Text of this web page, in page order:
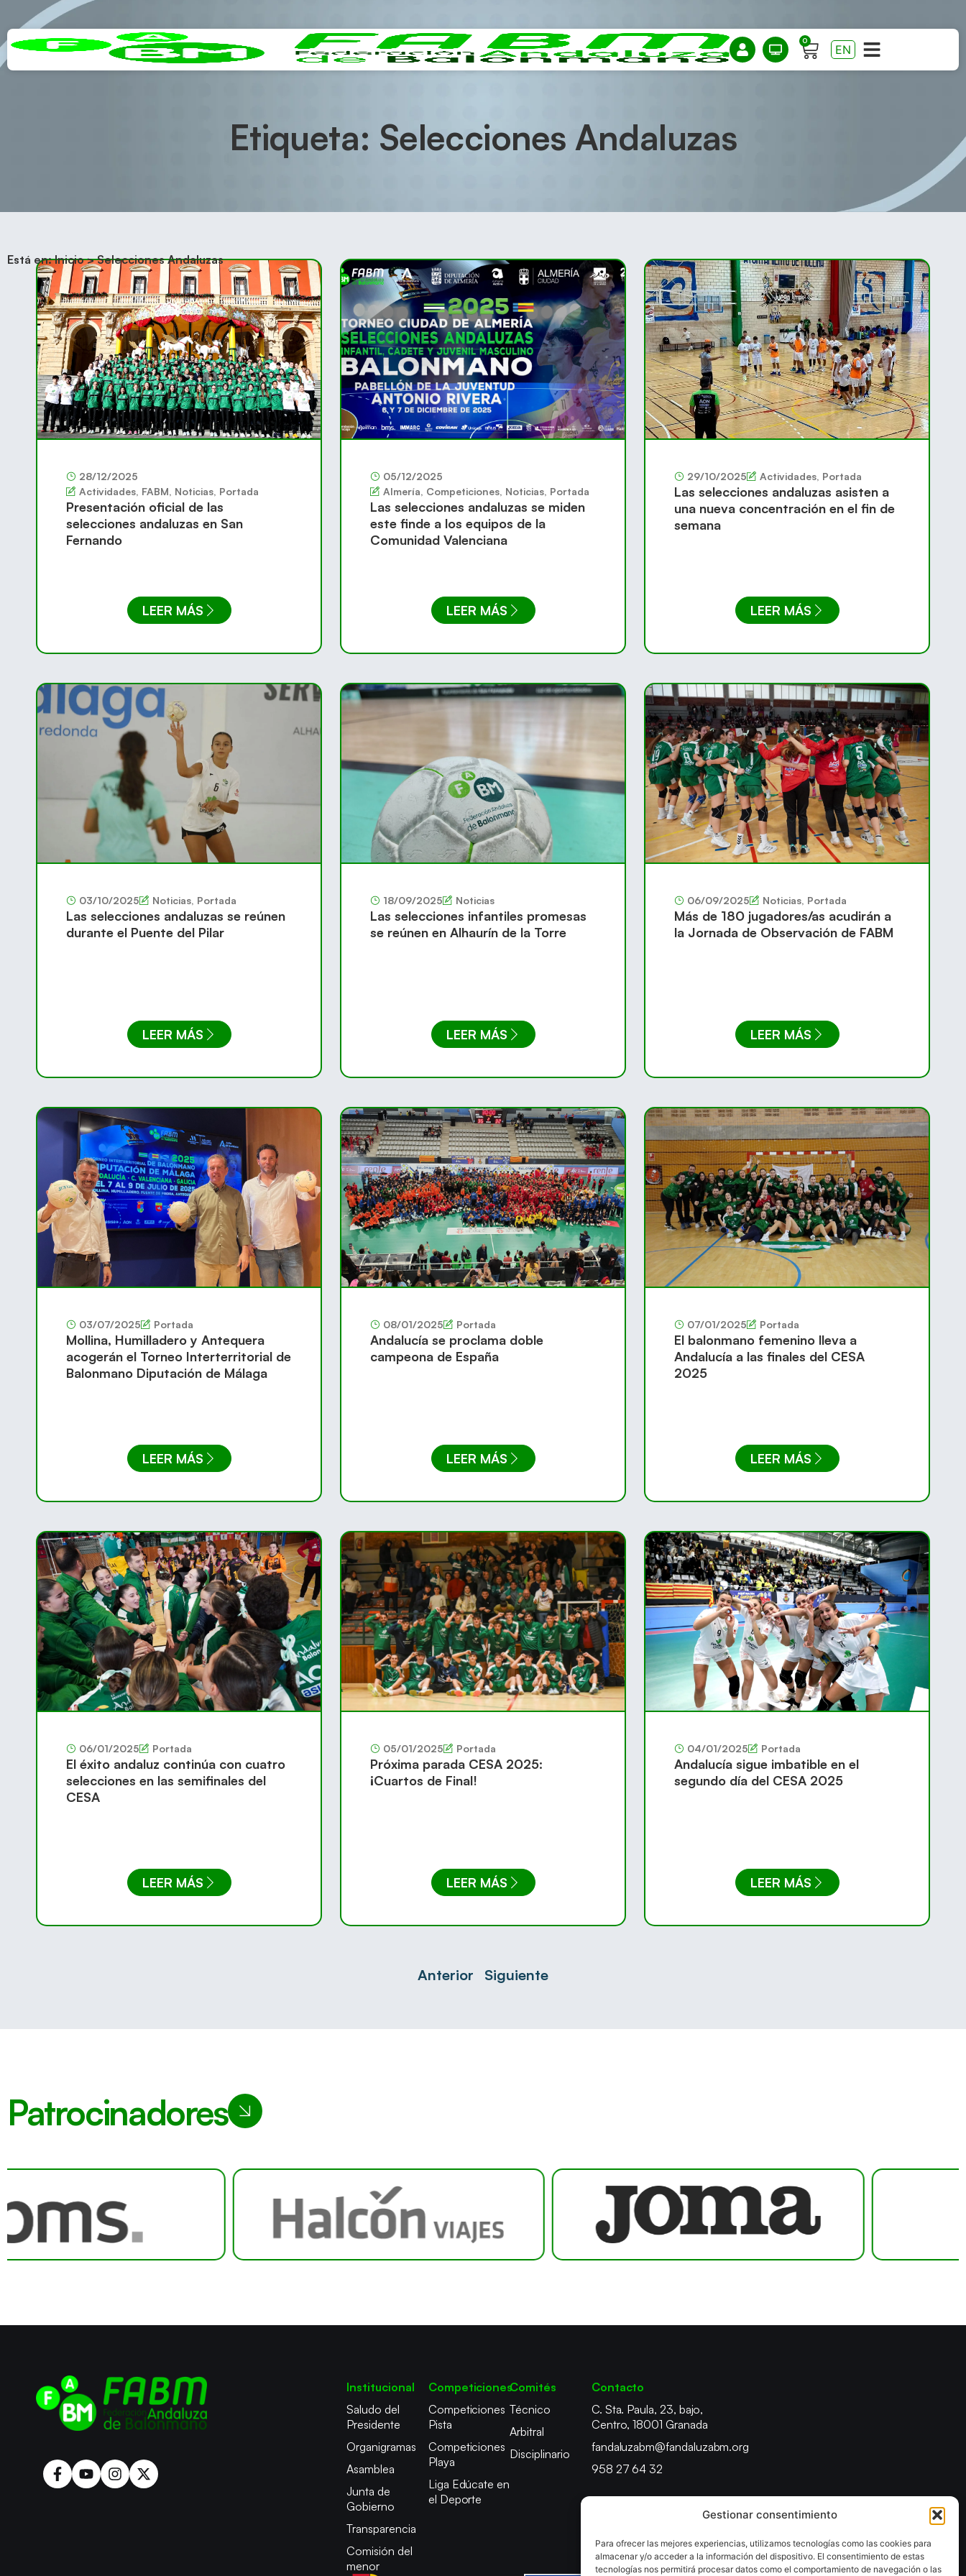
Gestionar consentimiento
Para ofrecer las mejores experiencias, utilizamos tecnologías como las cookies para
almacenar y/o acceder a la información del dispositivo. El consentimiento de estas
tecnologías nos permitirá procesar datos como el comportamiento de navegación o las
Está en:Inicio>Selecciones Andaluzas
0
EN
Etiqueta: Selecciones Andaluzas
28/12/2025
Actividades, FABM, Noticias, Portada
Presentación oficial de las
selecciones andaluzas en San
Fernando
LEER MÁS
05/12/2025
Almería, Competiciones, Noticias, Portada
Las selecciones andaluzas se miden
este finde a los equipos de la
Comunidad Valenciana
LEER MÁS
29/10/2025 Actividades, Portada
Las selecciones andaluzas asisten a
una nueva concentración en el fin de
semana
LEER MÁS
03/10/2025 Noticias, Portada
Las selecciones andaluzas se reúnen
durante el Puente del Pilar
LEER MÁS
18/09/2025 Noticias
Las selecciones infantiles promesas
se reúnen en Alhaurín de la Torre
LEER MÁS
06/09/2025 Noticias, Portada
Más de 180 jugadores/as acudirán a
la Jornada de Observación de FABM
LEER MÁS
03/07/2025 Portada
Mollina, Humilladero y Antequera
acogerán el Torneo Interterritorial de
Balonmano Diputación de Málaga
LEER MÁS
08/01/2025 Portada
Andalucía se proclama doble
campeona de España
LEER MÁS
07/01/2025 Portada
El balonmano femenino lleva a
Andalucía a las finales del CESA
2025
LEER MÁS
06/01/2025 Portada
El éxito andaluz continúa con cuatro
selecciones en las semifinales del
CESA
LEER MÁS
05/01/2025 Portada
Próxima parada CESA 2025:
¡Cuartos de Final!
LEER MÁS
04/01/2025 Portada
Andalucía sigue imbatible en el
segundo día del CESA 2025
LEER MÁS
Anterior Siguiente
Patrocinadores
Institucional
Saludo del
Presidente
Organigramas
Asamblea
Junta de
Gobierno
Transparencia
Comisión del
menor
Competiciones
Competiciones
Pista
Competiciones
Playa
Liga Edúcate en
el Deporte
Comités
Técnico
Arbitral
Disciplinario
Contacto
C. Sta. Paula, 23, bajo,
Centro, 18001 Granada
fandaluzabm@fandaluzabm.org
958 27 64 32